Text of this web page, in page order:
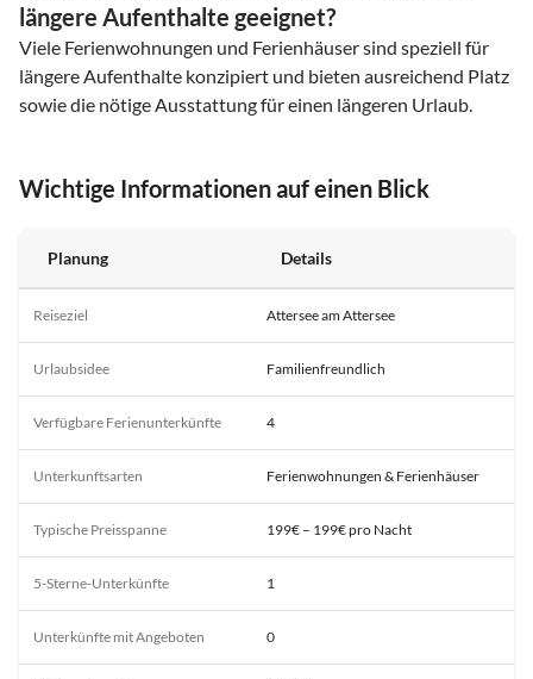
längere Aufenthalte geeignet?
Viele Ferienwohnungen und Ferienhäuser sind speziell für
längere Aufenthalte konzipiert und bieten ausreichend Platz
sowie die nötige Ausstattung für einen längeren Urlaub.
Wichtige Informationen auf einen Blick
Planung Details
Reiseziel Attersee am Attersee
Urlaubsidee Familienfreundlich
Verfügbare Ferienunterkünfte 4
Unterkunftsarten Ferienwohnungen & Ferienhäuser
Typische Preisspanne 199€ – 199€ pro Nacht
5-Sterne-Unterkünfte 1
Unterkünfte mit Angeboten 0